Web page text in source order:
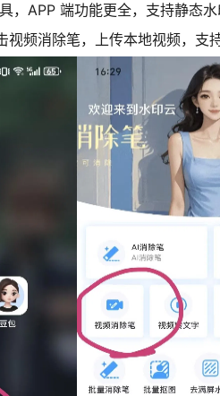
，APP 端功能更全，支持静态
视频消除笔，上传本地视频，支